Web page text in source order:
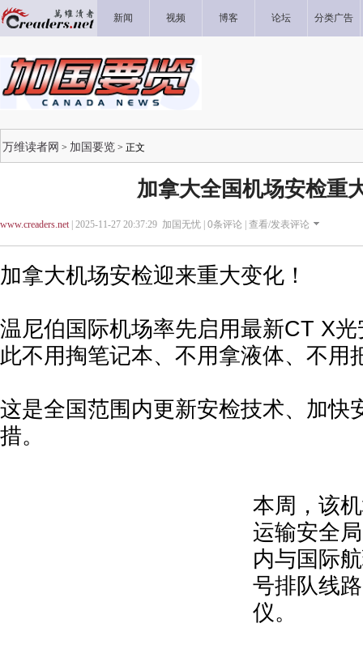
新闻 视频 博客 论坛 分类广告
万维读者网 > 加国要览 > 正文
加拿大全国机场安检重
www.creaders.net| 2025-11-27 20:37:29 加国无忧 | 0条评论 | 查看/发表评论
加拿大机场安检迎来重大变化！
温尼伯国际机场率先启用最新CT X
此不用掏笔记本、不用拿液体、不用
这是全国范围内更新安检技术、加快
措。
本周，该
运输安全
内与国际
号排队线
仪。